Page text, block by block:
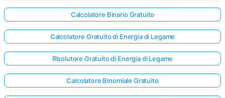
Calcolatore Binario Gratuito
Calcolatore Gratuito di Energia di Legame
Risolutore Gratuito di Energia di Legame
Calcolatore Binomiale Gratuito